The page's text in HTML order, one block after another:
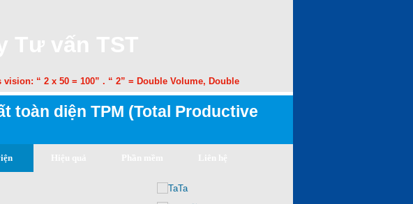
“ 2 x 50 = 100” . “ 2” = Double Volume, Double Speed. “50” = 50% Margin
toàn diện TPM (Total Productive